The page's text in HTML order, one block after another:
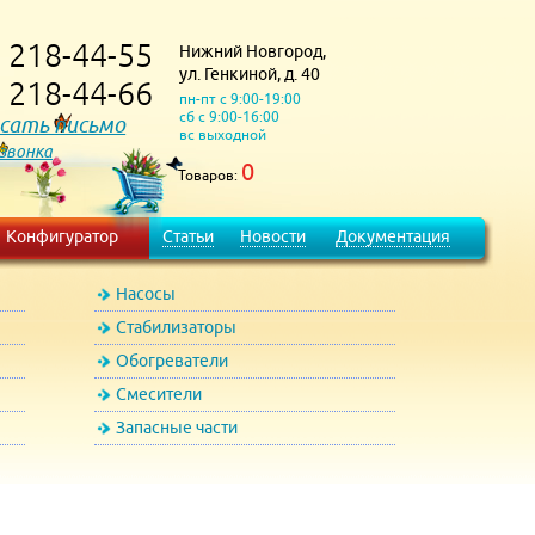
218-44-55
218-44-66
письмо
Нижний Новгород,
ул. Генкиной, д. 40
пн-пт с 9:00-19:00
сб с 9:00-16:00
вс выходной
Товаров: 0
Конфигуратор Статьи Новости Документация
Насосы
Стабилизаторы
Обогреватели
Смесители
Запасные части